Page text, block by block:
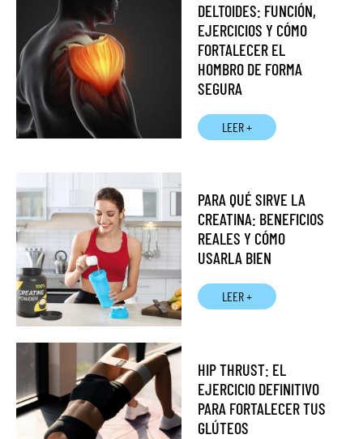
DELTOIDES: FUNCIÓN,
EJERCICIOS Y CÓMO
FORTALECER EL
HOMBRO DE FORMA
SEGURA
LEER +
PARA QUÉ SIRVE LA
CREATINA: BENEFICIOS
REALES Y CÓMO
USARLA BIEN
LEER +
HIP THRUST: EL
EJERCICIO DEFINITIVO
PARA FORTALECER TUS
GLÚTEOS